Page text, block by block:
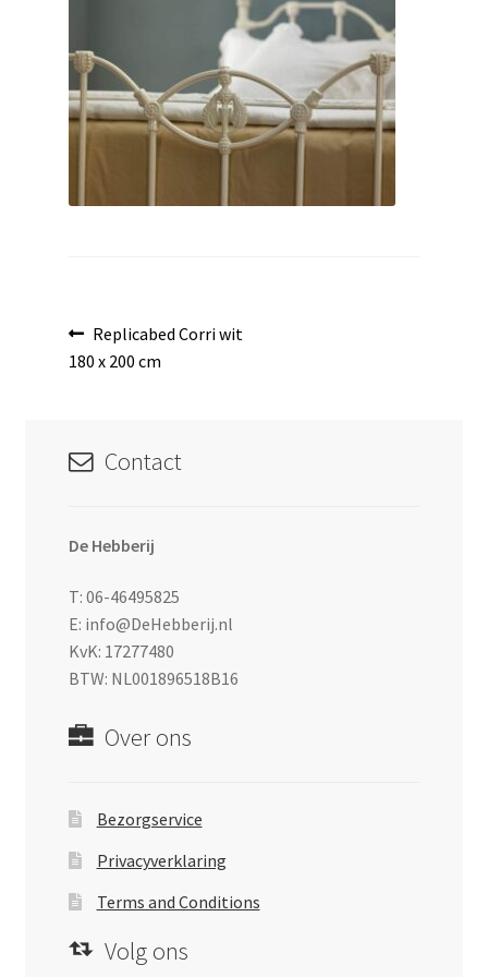
Bericht
navigatie
Vorig
bericht:
Replicabed Corri wit
180 x 200 cm
Contact
De Hebberij
T: 06-46495825
E: info@DeHebberij.nl
KvK: 17277480
BTW: NL001896518B16
Over ons
Bezorgservice
Privacyverklaring
Terms and Conditions
Volg ons